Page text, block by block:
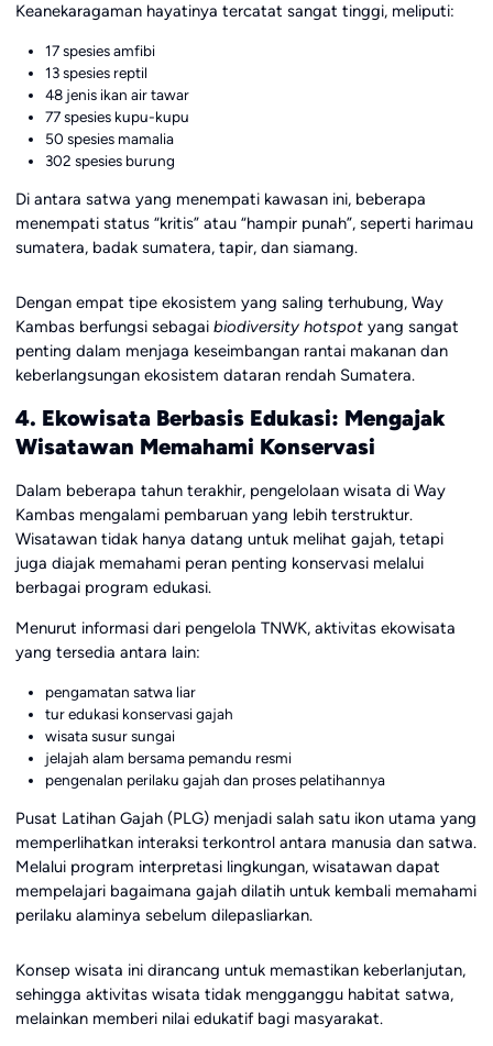
Keanekaragaman hayatinya tercatat sangat tinggi, meliputi:
17 spesies amfibi
13 spesies reptil
48 jenis ikan air tawar
77 spesies kupu-kupu
50 spesies mamalia
302 spesies burung
Di antara satwa yang menempati kawasan ini, beberapa
menempati status “kritis” atau “hampir punah”, seperti harimau
sumatera, badak sumatera, tapir, dan siamang.
Dengan empat tipe ekosistem yang saling terhubung, Way
Kambas berfungsi sebagai biodiversity hotspotyang sangat
penting dalam menjaga keseimbangan rantai makanan dan
keberlangsungan ekosistem dataran rendah Sumatera.
4. Ekowisata Berbasis Edukasi: Mengajak
Wisatawan Memahami Konservasi
Dalam beberapa tahun terakhir, pengelolaan wisata di Way
Kambas mengalami pembaruan yang lebih terstruktur.
Wisatawan tidak hanya datang untuk melihat gajah, tetapi
juga diajak memahami peran penting konservasi melalui
berbagai program edukasi.
Menurut informasi dari pengelola TNWK, aktivitas ekowisata
yang tersedia antara lain:
pengamatan satwa liar
tur edukasi konservasi gajah
wisata susur sungai
jelajah alam bersama pemandu resmi
pengenalan perilaku gajah dan proses pelatihannya
Pusat Latihan Gajah (PLG) menjadi salah satu ikon utama yang
memperlihatkan interaksi terkontrol antara manusia dan satwa.
Melalui program interpretasi lingkungan, wisatawan dapat
mempelajari bagaimana gajah dilatih untuk kembali memahami
perilaku alaminya sebelum dilepasliarkan.
Konsep wisata ini dirancang untuk memastikan keberlanjutan,
sehingga aktivitas wisata tidak mengganggu habitat satwa,
melainkan memberi nilai edukatif bagi masyarakat.